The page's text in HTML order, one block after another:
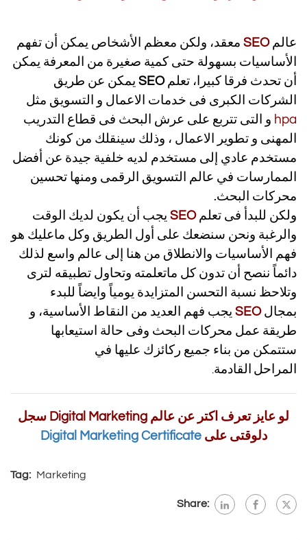
عالمSEO معقد، ولكن معظم الأشخاص يمكن أن تفهم
الأساسيات بسهولة حتى كمية صغيرة من المعرفة يمكن
أن تحدث فرقا كبيرا، تعلمSEO يمكن عن طريق
الشركات الكبرى فى خدمات الاعمال و التسويق مثل
hpa و التى تتربع على عرش البحث فى قطاع التدريب
المهنى و تطوير الاعمال ، وذلك سينقلك من كونك
مستخدم عادي إلى مستخدم لديه خلفية جيدة عن أفضل
الممارسات في عالم التسويق الرقمى ومنها تحسين
محركات البحث.
ولكن للبدأ فى تعلمSEO يجب أن يكون لديك الوقت
والرغبة ونحن سنضعك على أول الطريق وكل ماعليك هو
فهم الأساسيات والانطلاق من هنا إلى عالم واسع لذلك
دائماً ننصح أن تدون كل ماتعلمته وتحاول تطبيقه لترى
وتلاحظ نسبة التحسن المتزايدة يومياً وايضاً للبدء
بمجالSEO يجب فهم العديد من النقاط الأساسية، و
طريقة عمل محركات البحث وفى حالة استيعابها
ستتمكن من بناء جميع ركائزك عليها في
المراحل القادمة.
لو عايز تعرف اكتر عن عالم Digital Marketing سجل
دلوقتى علىDigital Marketing Certificate
Tag: Marketing
Share: